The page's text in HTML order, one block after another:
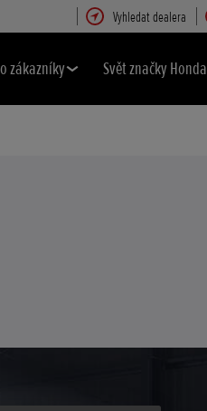
Vyhledat dealera
zákazníky Svět značky Honda